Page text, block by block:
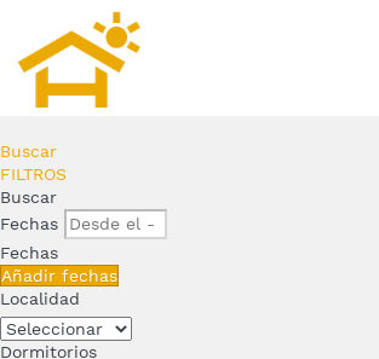
Buscar
FILTROS
Buscar
Fechas
Fechas
Añadir fechas
Localidad
Dormitorios